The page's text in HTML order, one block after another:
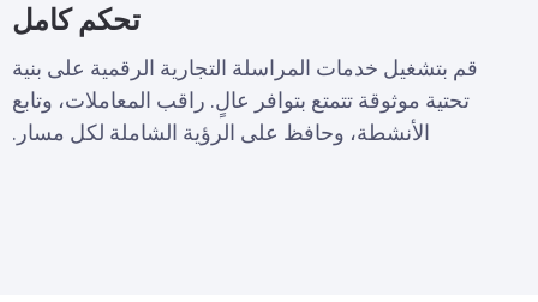
تحكم كامل
قم بتشغيل خدمات المراسلة التجارية الرقمية على بنية
تحتية موثوقة تتمتع بتوافر عالٍ. راقب المعاملات، وتابع
الأنشطة، وحافظ على الرؤية الشاملة لكل مسار.